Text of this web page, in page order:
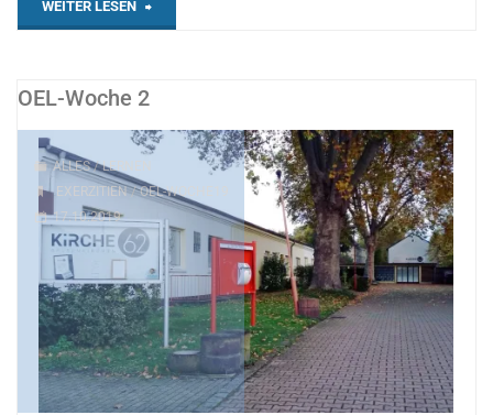
WEITER LESEN "OEL-
OEL-Woche 2
ALLES / LERNEN
EXERZITIEN/OEL-WOCHE19
17.10.2019